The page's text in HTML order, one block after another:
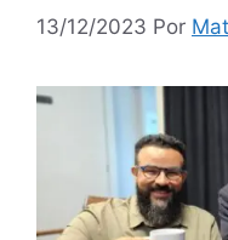
13/12/2023 Por